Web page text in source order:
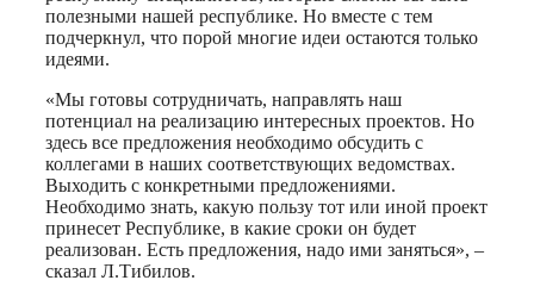
полезными нашей республике. Но вместе с тем
подчеркнул, что порой многие идеи остаются только
идеями.
«Мы готовы сотрудничать, направлять наш
потенциал на реализацию интересных проектов. Но
здесь все предложения необходимо обсудить с
коллегами в наших соответствующих ведомствах.
Выходить с конкретными предложениями.
Необходимо знать, какую пользу тот или иной проект
принесет Республике, в какие сроки он будет
реализован. Есть предложения, надо ими заняться», –
сказал Л.Тибилов.